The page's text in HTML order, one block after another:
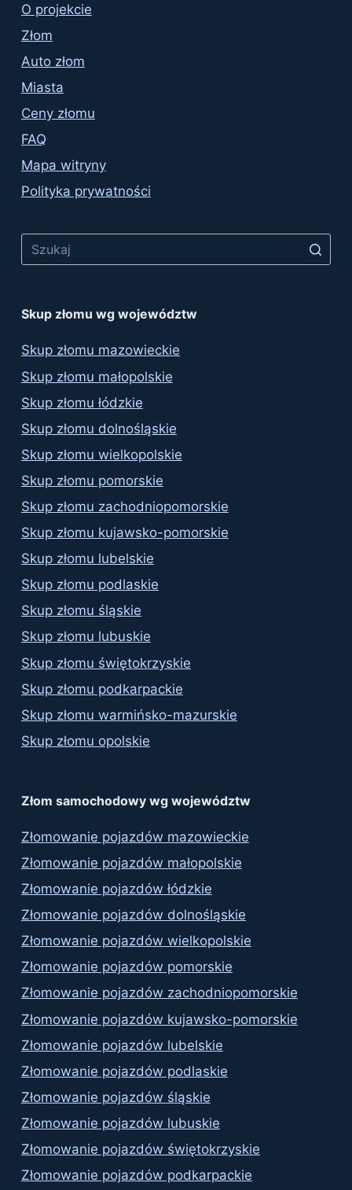
O projekcie
Złom
Auto złom
Miasta
Ceny złomu
FAQ
Mapa witryny
Polityka prywatności
Skup złomu wg województw
Skup złomu mazowieckie
Skup złomu małopolskie
Skup złomu łódzkie
Skup złomu dolnośląskie
Skup złomu wielkopolskie
Skup złomu pomorskie
Skup złomu zachodniopomorskie
Skup złomu kujawsko-pomorskie
Skup złomu lubelskie
Skup złomu podlaskie
Skup złomu śląskie
Skup złomu lubuskie
Skup złomu świętokrzyskie
Skup złomu podkarpackie
Skup złomu warmińsko-mazurskie
Skup złomu opolskie
Złom samochodowy wg województw
Złomowanie pojazdów mazowieckie
Złomowanie pojazdów małopolskie
Złomowanie pojazdów łódzkie
Złomowanie pojazdów dolnośląskie
Złomowanie pojazdów wielkopolskie
Złomowanie pojazdów pomorskie
Złomowanie pojazdów zachodniopomorskie
Złomowanie pojazdów kujawsko-pomorskie
Złomowanie pojazdów lubelskie
Złomowanie pojazdów podlaskie
Złomowanie pojazdów śląskie
Złomowanie pojazdów lubuskie
Złomowanie pojazdów świętokrzyskie
Złomowanie pojazdów podkarpackie